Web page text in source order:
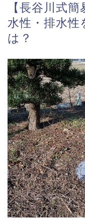
【長谷川式
水性・排水性
は？